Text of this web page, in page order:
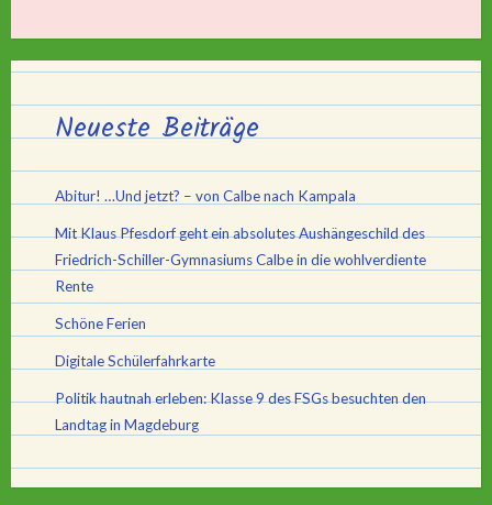
Neueste Beiträge
Abitur! …Und jetzt? – von Calbe nach Kampala
Mit Klaus Pfesdorf geht ein absolutes Aushängeschild des
Friedrich-Schiller-Gymnasiums Calbe in die wohlverdiente
Rente
Schöne Ferien
Digitale Schülerfahrkarte
Politik hautnah erleben: Klasse 9 des FSGs besuchten den
Landtag in Magdeburg